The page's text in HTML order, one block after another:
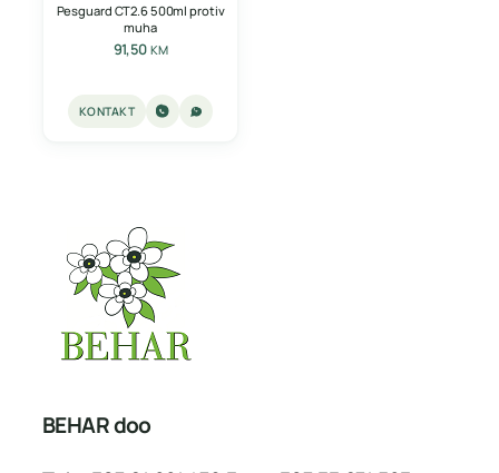
Pesguard CT2.6 500ml protiv
muha
91,50 KM
KONTAKT
BEHAR doo